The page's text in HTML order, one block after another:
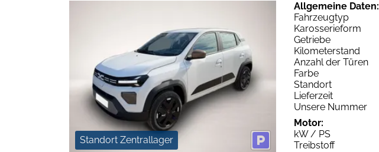
Standort Zentrallager
Allgemeine Daten:
Fahrzeugtyp
Karosserieform
Getriebe
Kilometerstand
Anzahl der Türen
Farbe
Standort
Lieferzeit
Unsere Nummer
Motor:
kW / PS
Treibstoff